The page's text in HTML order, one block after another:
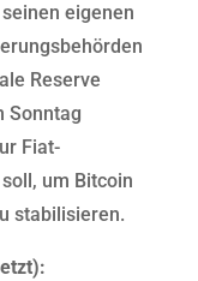
eigenen
Reserve
Sonntag
Fiat-
um Bitcoin
stabilisieren.